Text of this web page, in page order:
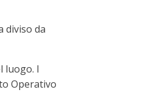
diviso da
luogo. I
Operativo